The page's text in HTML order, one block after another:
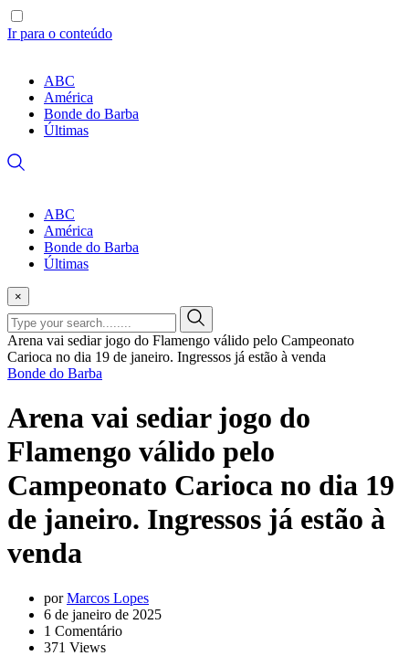
Ir para o conteúdo
ABC
América
Bonde do Barba
Últimas
ABC
América
Bonde do Barba
Últimas
×
Arena vai sediar jogo do Flamengo válido pelo Campeonato
Carioca no dia 19 de janeiro. Ingressos já estão à venda
Bonde do Barba
Arena vai sediar jogo do
Flamengo válido pelo
Campeonato Carioca no dia 19
de janeiro. Ingressos já estão à
venda
porMarcos Lopes
6 de janeiro de 2025
1 Comentário
371 Views